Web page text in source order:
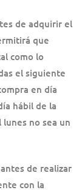
de adquirir el
que
como lo
el siguiente
en día
hábil de la
no sea un
de realizar
con la